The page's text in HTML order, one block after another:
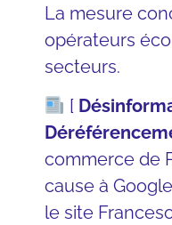
La mesure
opérateurs
secteurs.
[
commerce de
cause à
le site